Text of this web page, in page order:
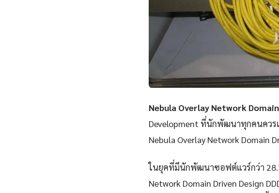
Nebula Overlay Network Domain
Development ที่นักพัฒนาทุกคนควร
Nebula Overlay Network Domain
ในยุคที่มีนักพัฒนาซอฟต์แวร์กว่า
Network Domain Driven Design